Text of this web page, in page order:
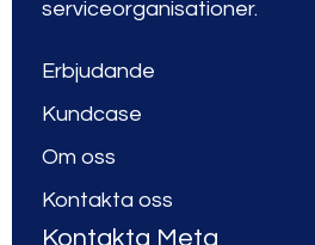
serviceorganisationer.
Erbjudande
Kundcase
Om oss
Kontakta oss
Kontakta Meta